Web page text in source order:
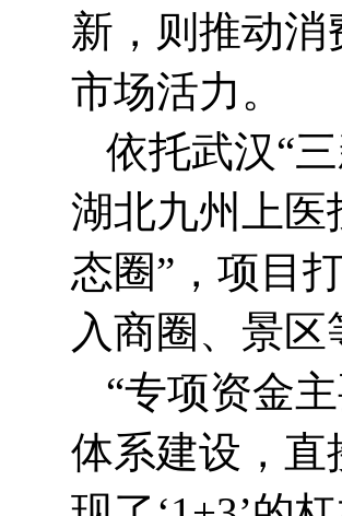
新，则推动
市场活力。
依托武汉“
湖北九州上医
态圈”，项目
入商圈、景
“专项资金
体系建设，直